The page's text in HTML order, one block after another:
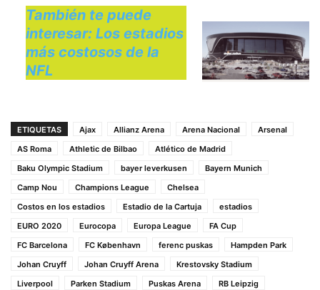
También te puede
interesar: Los estadios
más costosos de la
NFL
ETIQUETAS Ajax Allianz Arena Arena Nacional
Arsenal
AS Roma
Athletic de Bilbao
Atlético de Madrid
Baku Olympic Stadium
bayer leverkusen
Bayern Munich
Camp Nou
Champions League
Chelsea
Costos en los estadios
Estadio de la Cartuja
estadios
EURO 2020
Eurocopa Europa League
FA Cup
FC Barcelona
FC København ferenc puskas
Hampden Park
Johan Cruyff
Johan Cruyff Arena
Krestovsky Stadium
Liverpool
Parken Stadium Puskas Arena
RB Leipzig